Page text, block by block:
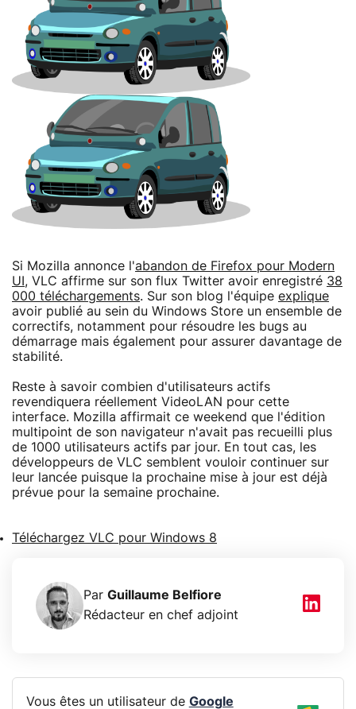
Si Mozilla annonce l'abandon de Firefox pour Modern
UI , VLC affirme sur son flux Twitter avoir enregistré 38
000 téléchargements. Sur son blog l'équipe explique
avoir publié au sein du Windows Store un ensemble de
correctifs, notamment pour résoudre les bugs au
démarrage mais également pour assurer davantage de
stabilité.
Reste à savoir combien d'utilisateurs actifs
revendiquera réellement VideoLAN pour cette
interface. Mozilla affirmait ce weekend que l'édition
multipoint de son navigateur n'avait pas recueilli plus
de 1000 utilisateurs actifs par jour. En tout cas, les
développeurs de VLC semblent vouloir continuer sur
leur lancée puisque la prochaine mise à jour est déjà
prévue pour la semaine prochaine.
Téléchargez VLC pour Windows 8
Par Guillaume Belfiore
Rédacteur en chef adjoint
Vous êtes un utilisateur de Google